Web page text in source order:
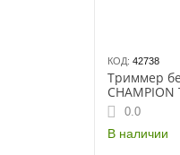
КОД: 42738
Триммер
CHAMPION
0.0
В наличии